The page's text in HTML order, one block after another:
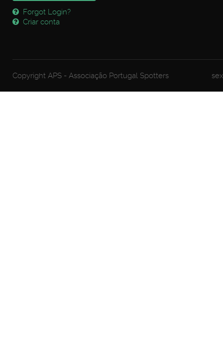
Forgot Login?
Criar conta
Copyright APS - Associação Portugal Spotters